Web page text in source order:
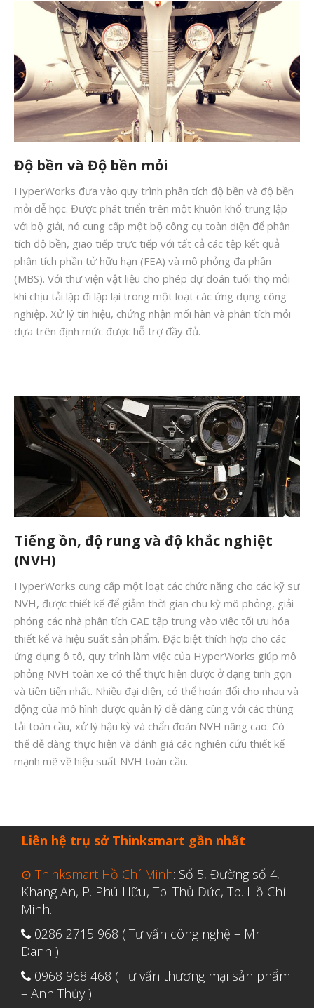
Độ bền và Độ bền mỏi
HyperWorks đưa vào quy trình phân tích độ bền và độ bền
mỏi dễ học. Được phát triển trên một khuôn khổ trung lập
với bộ giải, nó cung cấp một bộ công cụ toàn diện để phân
tích độ bền, giao tiếp trực tiếp với tất cả các tệp kết quả
phân tích phần tử hữu hạn (FEA) và mô phỏng đa phần
(MBS). Với thư viện vật liệu cho phép dự đoán tuổi thọ mỏi
khi chịu tải lặp đi lặp lại trong một loạt các ứng dụng công
nghiệp. Xử lý tín hiệu, chứng nhận mối hàn và phân tích mỏi
dựa trên định mức được hỗ trợ đầy đủ.
Tiếng ồn, độ rung và độ khắc nghiệt
(NVH)
HyperWorks cung cấp một loạt các chức năng cho các kỹ sư
NVH, được thiết kế để giảm thời gian chu kỳ mô phỏng, giải
phóng các nhà phân tích CAE tập trung vào việc tối ưu hóa
thiết kế và hiệu suất sản phẩm. Đặc biệt thích hợp cho các
ứng dụng ô tô, quy trình làm việc của HyperWorks giúp mô
phỏng NVH toàn xe có thể thực hiện được ở dạng tinh gọn
và tiên tiến nhất. Nhiều đại diện, có thể hoán đổi cho nhau và
động của mô hình được quản lý dễ dàng cùng với các thùng
tải toàn cầu, xử lý hậu kỳ và chẩn đoán NVH nâng cao. Có
thể dễ dàng thực hiện và đánh giá các nghiên cứu thiết kế
mạnh mẽ về hiệu suất NVH toàn cầu.
Liên hệ trụ sở Thinksmart gần nhất
⊙ Thinksmart Hồ Chí Minh: Số 5, Đường số 4,
Khang An, P. Phú Hữu, Tp. Thủ Đức, Tp. Hồ Chí
Minh.
0286 2715 968 ( Tư vấn công nghệ – Mr.
Danh )
0968 968 468 ( Tư vấn thương mại sản phẩm
– Anh Thủy )